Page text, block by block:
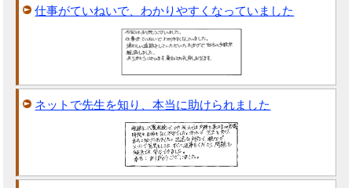
仕事がていねいで、わかりやすくなっていました
ネットで先生を知り、本当に助けられました